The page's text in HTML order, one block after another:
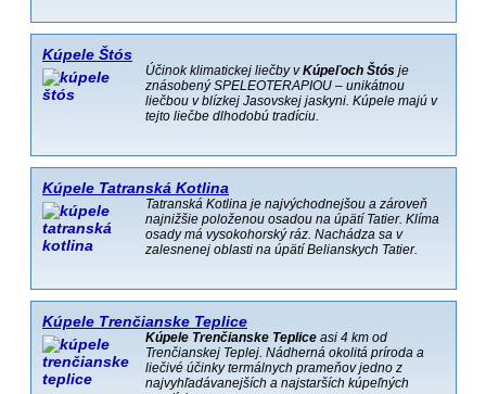
Kúpele Štós
Účinok klimatickej liečby vKúpeľoch Štós je
znásobený SPELEOTERAPIOU – unikátnou
liečbou v blízkej Jasovskej jaskyni. Kúpele majú v
tejto liečbe dlhodobú tradíciu.
Kúpele Tatranská Kotlina
Tatranská Kotlina je najvýchodnejšou a zároveň
najnižšie položenou osadou na úpätí Tatier. Klíma
osady má vysokohorský ráz. Nachádza sa v
zalesnenej oblasti na úpätí Belianskych Tatier.
Kúpele Trenčianske Teplice
Kúpele Trenčianske Teplice asi 4 km od
Trenčianskej Teplej. Nádherná okolitá príroda a
liečivé účinky termálnych prameňov jedno z
najvyhľadávanejších a najstarších kúpeľných